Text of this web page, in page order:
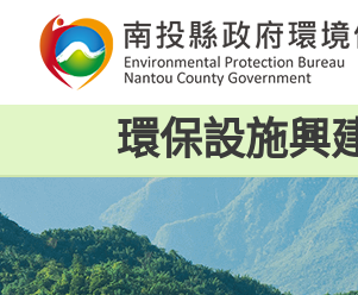
要
容
區
塊
環保設施興